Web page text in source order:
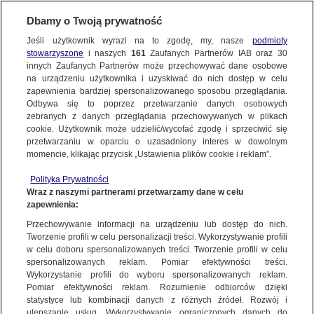
FAKTY | FAKTY PO POŁUDNIU
Rynek nieruchomości rozgrzany do czerwoności. Co nas czeka w 2024
roku?
NAJNOWSZE
ZOBACZ FAKTY
FAKTY PO FAKTACH
FAKTY O ŚWIECIE
WIĘCEJ
KANAŁY
Dzień dobry!
Jedno konto do wszystkich usług
Dbamy o Twoją prywatność
Jeśli użytkownik wyrazi na to zgodę, my, nasze podmioty
stowarzyszone i naszych 161Zaufanych Partnerów IAB oraz 30
innych Zaufanych Partnerów może przechowywać dane osobowe
na urządzeniu użytkownika i uzyskiwać do nich dostęp w celu
zapewnienia bardziej spersonalizowanego sposobu przeglądania.
Odbywa się to poprzez przetwarzanie danych osobowych
zebranych z danych przeglądania przechowywanych w plikach
cookie. Użytkownik może udzielić/wycofać zgodę i sprzeciwić się
przetwarzaniu w oparciu o uzasadniony interes w dowolnym
momencie, klikając przycisk „Ustawienia plików cookie i reklam”.
Polityka Prywatności
Wraz z naszymi partnerami przetwarzamy dane w celu
zapewnienia:
Przechowywanie informacji na urządzeniu lub dostęp do nich.
Tworzenie profili w celu personalizacji treści. Wykorzystywanie profili
w celu doboru spersonalizowanych treści. Tworzenie profili w celu
spersonalizowanych reklam. Pomiar efektywności treści.
Wykorzystanie profili do wyboru spersonalizowanych reklam.
Pomiar efektywności reklam. Rozumienie odbiorców dzięki
statystyce lub kombinacji danych z różnych źródeł. Rozwój i